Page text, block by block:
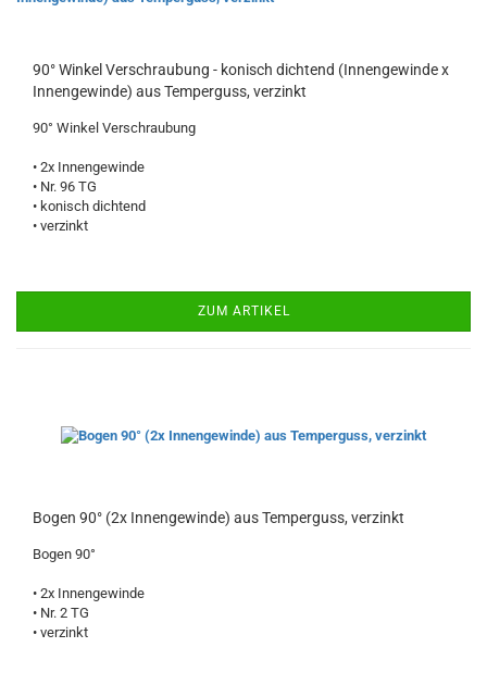
90° Winkel Verschraubung - konisch dichtend (Innengewinde x
Innengewinde) aus Temperguss, verzinkt
90° Winkel Verschraubung
• 2x Innengewinde
• Nr. 96 TG
• konisch dichtend
• verzinkt
ZUM ARTIKEL
Bogen 90° (2x Innengewinde) aus Temperguss, verzinkt
Bogen 90°
• 2x Innengewinde
• Nr. 2 TG
• verzinkt